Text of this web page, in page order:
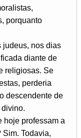
porquanto
judeus, nos dias
diante de
religiosas. Se
perderia
descendente de
hoje professam a
Todavia,